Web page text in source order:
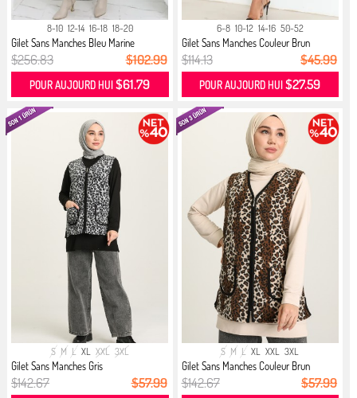
8-10 12-14 16-18 18-20
Gilet Sans Manches Bleu Marine
$256.83 $102.99
POUR AUJOURD HUI$61.79
6-8 10-12 14-16 50-52
Gilet Sans Manches Couleur Brun
$114.13 $45.99
POUR AUJOURD HUI$27.59
S M L XL XXL 3XL
Gilet Sans Manches Gris
$142.67 $57.99
S M L XL XXL 3XL
Gilet Sans Manches Couleur Brun
$142.67 $57.99